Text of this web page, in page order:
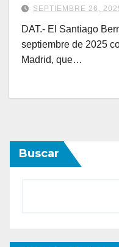
SEPTIEMBRE 26,
DAT.- El Santiago
septiembre de 2025
Madrid, que…
Buscar